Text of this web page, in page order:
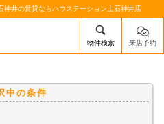
井の賃貸ならハウステーション上石神井店
head-logo.png
物件検索 来店予約
中の条件